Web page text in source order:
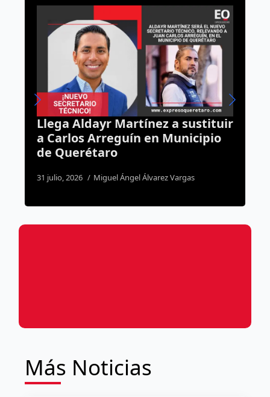
Martínez a sustituir
Arreguín en Municipio
Miguel Ángel Álvarez Vargas
Dos personas
tras
Más Noticias